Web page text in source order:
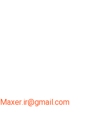
Maxer.ir@gmail.com